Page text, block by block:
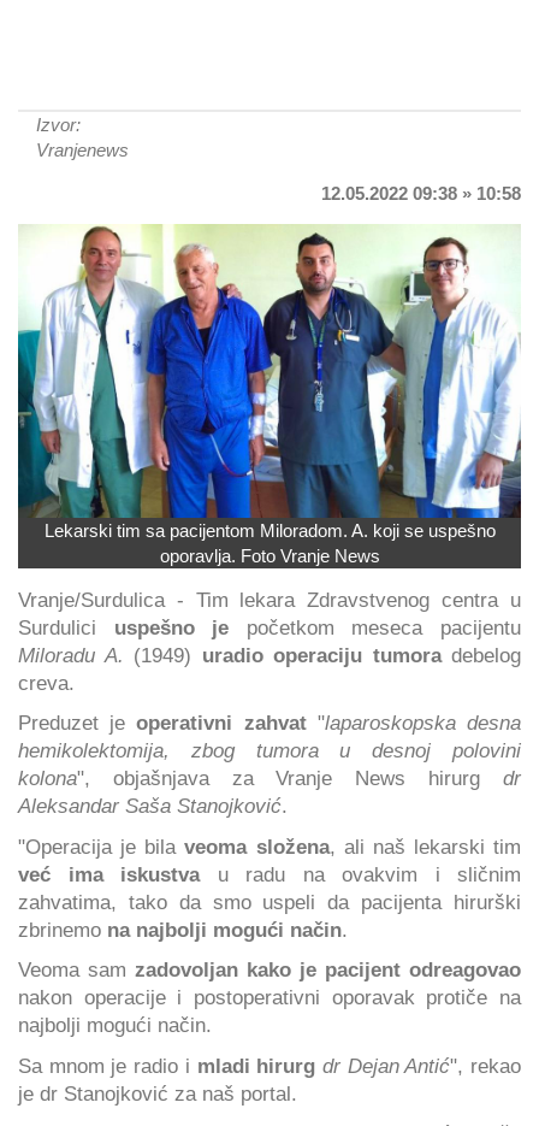
Izvor:
Vranjenews
12.05.2022 09:38 » 10:58
Lekarski tim sa pacijentom Miloradom. A. koji se uspešno
oporavlja. Foto Vranje News
Vranje/Surdulica - Tim lekara Zdravstvenog centra u
Surdulici uspešno je početkom meseca pacijentu
Miloradu A. (1949) uradio operaciju tumora debelog
creva.
Preduzet jeoperativni zahvat"laparoskopska desna
hemikolektomija, zbog tumora u desnoj polovini
kolona", objašnjava za Vranje News hirurg dr
Aleksandar Saša Stanojković.
"Operacija je bilaveoma složena, ali naš lekarski tim
već ima iskustvau radu na ovakvim i sličnim
zahvatima, tako da smo uspeli da pacijenta hirurški
zbrinemo na najbolji mogući način.
Veoma sam zadovoljan kako je pacijent odreagovao
nakon operacije i postoperativni oporavak protiče na
najbolji mogući način.
Sa mnom je radio i mladi hirurg dr Dejan Antić", rekao
je dr Stanojković za naš portal.